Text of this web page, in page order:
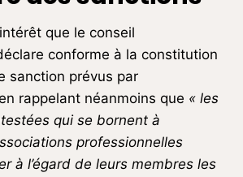
que le conseil
conforme à la constitution
sanction prévus par
rappelant néanmoins que « les
qui se bornent à
professionnelles
à l’égard de leurs membres les